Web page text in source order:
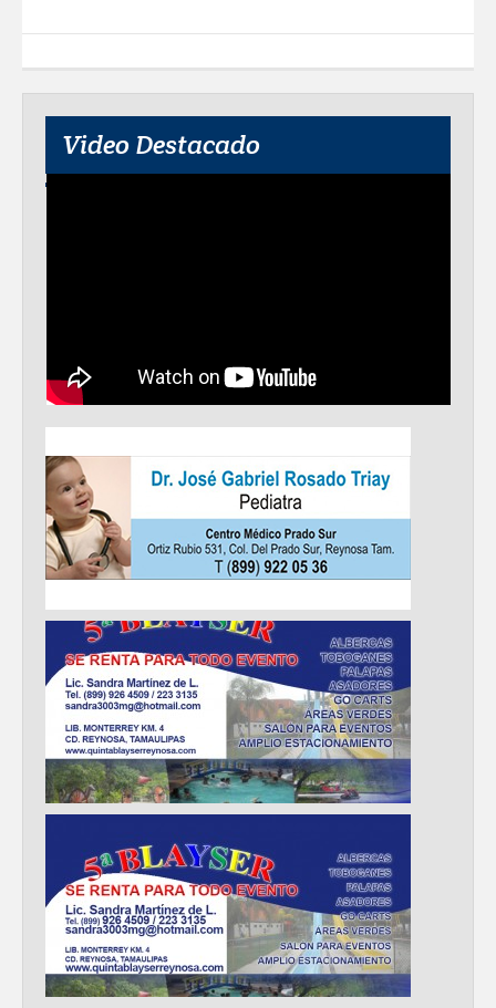
Video Destacado